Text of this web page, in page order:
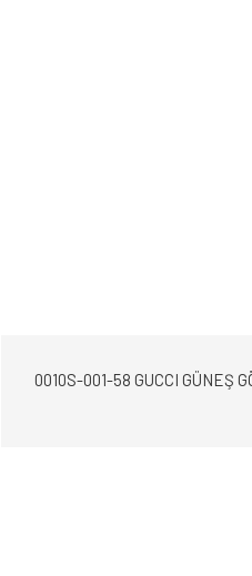
0010S-001-58 GUCCI GÜNEŞ